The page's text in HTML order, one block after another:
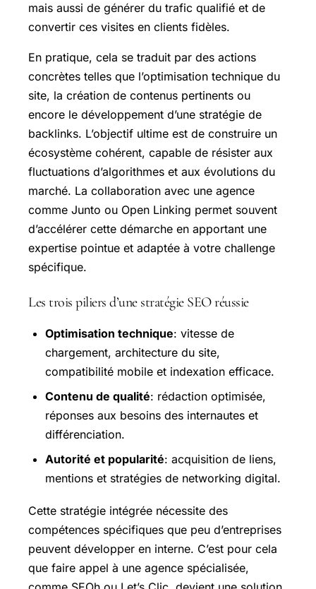
mais aussi de générer du trafic qualifié et de
convertir ces visites en clients fidèles.
En pratique, cela se traduit par des actions
concrètes telles que l’optimisation technique du
site, la création de contenus pertinents ou
encore le développement d’une stratégie de
backlinks. L’objectif ultime est de construire un
écosystème cohérent, capable de résister aux
fluctuations d’algorithmes et aux évolutions du
marché. La collaboration avec une agence
comme Junto ou Open Linking permet souvent
d’accélérer cette démarche en apportant une
expertise pointue et adaptée à votre challenge
spécifique.
Les trois piliers d’une stratégie SEO réussie
Optimisation technique: vitesse de
chargement, architecture du site,
compatibilité mobile et indexation efficace.
Contenu de qualité: rédaction optimisée,
réponses aux besoins des internautes et
différenciation.
Autorité et popularité: acquisition de liens,
mentions et stratégies de networking digital.
Cette stratégie intégrée nécessite des
compétences spécifiques que peu d’entreprises
peuvent développer en interne. C’est pour cela
que faire appel à une agence spécialisée,